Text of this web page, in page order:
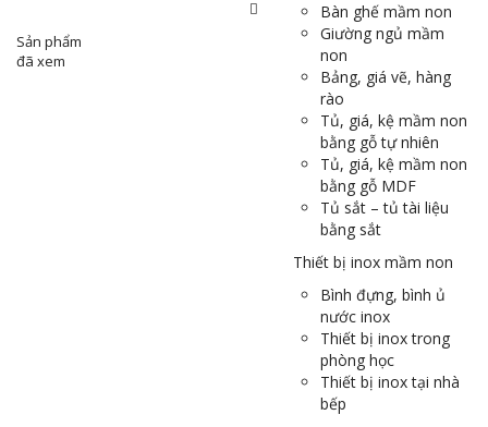
Sản phẩm
đã xem
Bàn ghế mầm non
Giường ngủ mầm
non
Bảng, giá vẽ, hàng
rào
Tủ, giá, kệ mầm non
bằng gỗ tự nhiên
Tủ, giá, kệ mầm non
bằng gỗ MDF
Tủ sắt – tủ tài liệu
bằng sắt
Thiết bị inox mầm non
Bình đựng, bình ủ
nước inox
Thiết bị inox trong
phòng học
Thiết bị inox tại nhà
bếp